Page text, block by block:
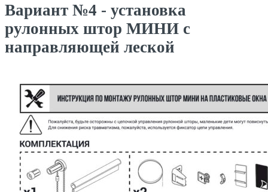
Вариант №4 - установка
рулонных штор МИНИ с
направляющей леской